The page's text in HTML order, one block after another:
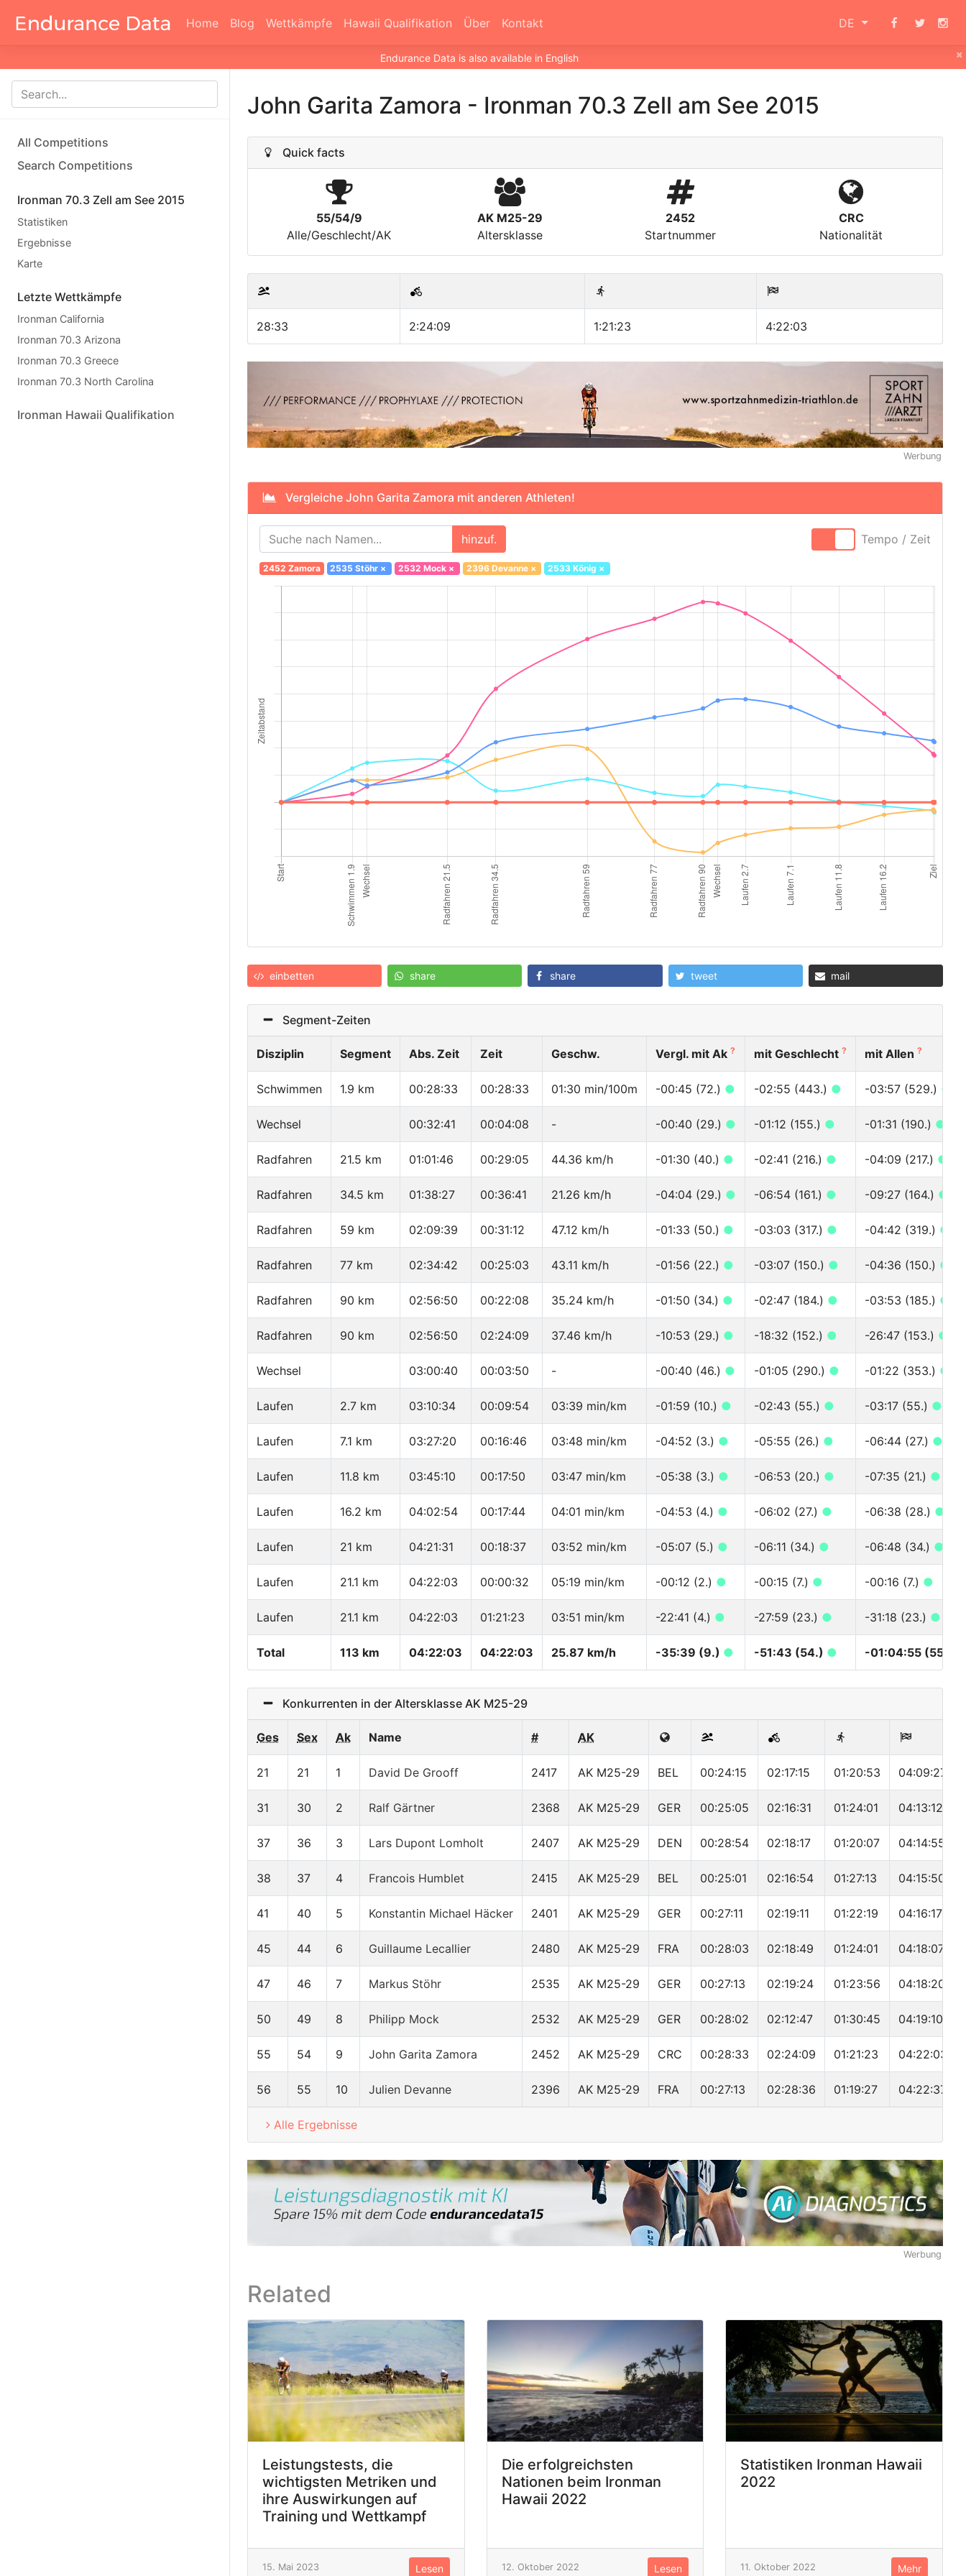
Home Blog Wettkämpfe Hawaii Qualifikation Über Kontakt DE
×
Endurance Data is also available in English
All Competitions
Search Competitions
Ironman 70.3 Zell am See 2015
Statistiken
Ergebnisse
Karte
Letzte Wettkämpfe
Ironman California
Ironman 70.3 Arizona
Ironman 70.3 Greece
Ironman 70.3 North Carolina
Ironman Hawaii Qualifikation
John Garita Zamora - Ironman 70.3 Zell am See 2015
Quick facts
55/54/9
Alle/Geschlecht/AK
AK M25-29
Altersklasse
2452
Startnummer
CRC
Nationalität
28:33 2:24:09 1:21:23 4:22:03
Werbung
Vergleiche John Garita Zamora mit anderen Athleten!
hinzuf. Tempo / Zeit
2452 Zamora 2535 Stöhr × 2532 Mock× 2396 Devanne× 2533 König ×
einbetten share share tweet mail
Segment-Zeiten
Disziplin Segment Abs. Zeit Zeit Geschw. Vergl. mit Ak ? mit Geschlecht ? mit Allen ?
Schwimmen 1.9 km 00:28:33 00:28:33 01:30 min/100m -00:45 (72.) ● -02:55 (443.) ● -03:57 (529.) ●
Wechsel 00:32:41 00:04:08 - -00:40 (29.) ● -01:12 (155.) ● -01:31 (190.) ●
Radfahren 21.5 km 01:01:46 00:29:05 44.36 km/h -01:30 (40.) ● -02:41 (216.) ● -04:09 (217.) ●
Radfahren 34.5 km 01:38:27 00:36:41 21.26 km/h -04:04 (29.) ● -06:54 (161.) ● -09:27 (164.) ●
Radfahren 59 km 02:09:39 00:31:12 47.12 km/h -01:33 (50.) ● -03:03 (317.) ● -04:42 (319.) ●
Radfahren 77 km 02:34:42 00:25:03 43.11 km/h -01:56 (22.) ● -03:07 (150.) ● -04:36 (150.) ●
Radfahren 90 km 02:56:50 00:22:08 35.24 km/h -01:50 (34.) ● -02:47 (184.) ● -03:53 (185.) ●
Radfahren 90 km 02:56:50 02:24:09 37.46 km/h -10:53 (29.) ● -18:32 (152.) ● -26:47 (153.) ●
Wechsel 03:00:40 00:03:50 - -00:40 (46.) ● -01:05 (290.) ● -01:22 (353.) ●
Laufen 2.7 km 03:10:34 00:09:54 03:39 min/km -01:59 (10.) ● -02:43 (55.) ● -03:17 (55.) ●
Laufen 7.1 km 03:27:20 00:16:46 03:48 min/km -04:52 (3.) ● -05:55 (26.) ● -06:44 (27.) ●
Laufen 11.8 km 03:45:10 00:17:50 03:47 min/km -05:38 (3.) ● -06:53 (20.) ● -07:35 (21.) ●
Laufen 16.2 km 04:02:54 00:17:44 04:01 min/km -04:53 (4.) ● -06:02 (27.) ● -06:38 (28.) ●
Laufen 21 km 04:21:31 00:18:37 03:52 min/km -05:07 (5.) ● -06:11 (34.) ● -06:48 (34.) ●
Laufen 21.1 km 04:22:03 00:00:32 05:19 min/km -00:12 (2.) ● -00:15 (7.) ● -00:16 (7.) ●
Laufen 21.1 km 04:22:03 01:21:23 03:51 min/km -22:41 (4.) ● -27:59 (23.) ● -31:18 (23.) ●
Total 113 km 04:22:03 04:22:03 25.87 km/h -35:39 (9.) ● -51:43 (54.) ● -01:04:55 (55.)
Konkurrenten in der Altersklasse AK M25-29
Ges Sex Ak Name # AK
21 21 1 David De Grooff 2417 AK M25-29 BEL 00:24:15 02:17:15 01:20:53 04:09:27
31 30 2 Ralf Gärtner 2368 AK M25-29 GER 00:25:05 02:16:31 01:24:01 04:13:12
37 36 3 Lars Dupont Lomholt 2407 AK M25-29 DEN 00:28:54 02:18:17 01:20:07 04:14:55
38 37 4 Francois Humblet 2415 AK M25-29 BEL 00:25:01 02:16:54 01:27:13 04:15:50
41 40 5 Konstantin Michael Häcker 2401 AK M25-29 GER 00:27:11 02:19:11 01:22:19 04:16:17
45 44 6 Guillaume Lecallier 2480 AK M25-29 FRA 00:28:03 02:18:49 01:24:01 04:18:07
47 46 7 Markus Stöhr 2535 AK M25-29 GER 00:27:13 02:19:24 01:23:56 04:18:20
50 49 8 Philipp Mock 2532 AK M25-29 GER 00:28:02 02:12:47 01:30:45 04:19:10
55 54 9 John Garita Zamora 2452 AK M25-29 CRC 00:28:33 02:24:09 01:21:23 04:22:03
56 55 10 Julien Devanne 2396 AK M25-29 FRA 00:27:13 02:28:36 01:19:27 04:22:37
Alle Ergebnisse
Werbung
Related
Leistungstests, die
wichtigsten Metriken und
ihre Auswirkungen auf
Training und Wettkampf
15. Mai 2023 Lesen
Die erfolgreichsten
Nationen beim Ironman
Hawaii 2022
12. Oktober 2022 Lesen
Statistiken Ironman Hawaii
2022
11. Oktober 2022 Mehr